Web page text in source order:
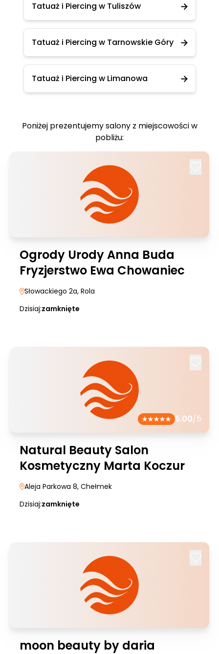
Tatuaż i Piercing w Tuliszów
Tatuaż i Piercing w Tarnowskie Góry
Tatuaż i Piercing w Limanowa
Poniżej prezentujemy salony z miejscowości w
pobliżu:
Ogrody Urody Anna Buda
Fryzjerstwo Ewa Chowaniec
Słowackiego 2a, Rola
Dzisiaj:zamknięte
5.00/5
Natural Beauty Salon
Kosmetyczny Marta Koczur
Aleja Parkowa 8, Chełmek
Dzisiaj:zamknięte
moon beauty by daria